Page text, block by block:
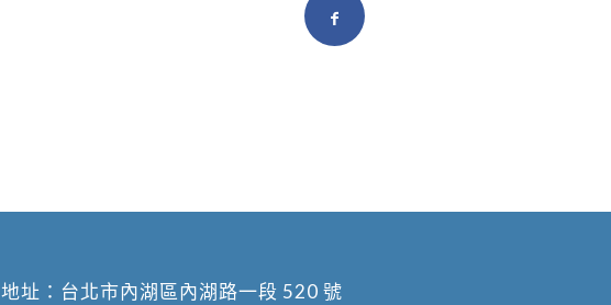
地址： 台北市內湖區內湖路一段 520 號